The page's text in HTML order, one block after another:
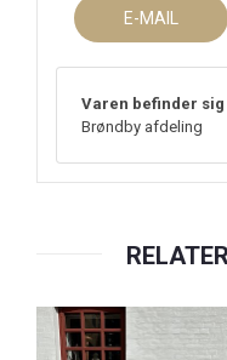
E-MAIL
Varen befinder sig
Brøndby afdeling